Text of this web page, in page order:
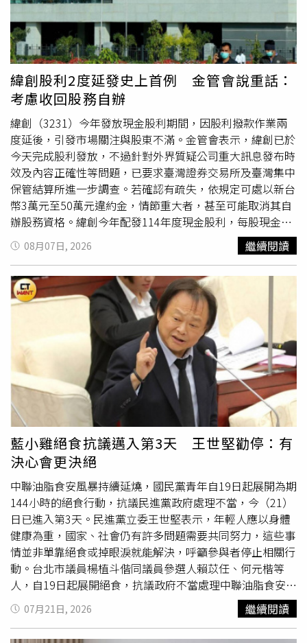
緯創股利2度延發史上首例 金管會說重話：
考慮收回股務自辦
緯創（3231）今年發放現金股利期間，因股利撥款作業兩
度延後，引發市場關注與股東不滿。金管會表示，緯創已於
今天完成股利發放，不過針對外界質疑公司重大訊息發布時
效及內容正確性等問題，已要求臺灣證券交易所及臺灣集中
保管結算所進一步調查。若確認有疏失，依規定可處以新台
幣3萬元至50萬元違約金，情節重大者，甚至可能取消其自
辦股務資格。緯創今年配發114年度現金股利，每股現金股
利調整為5.50062263元，總發放金額約174.92億元。公司
原訂於7月31日發放現金股利，但因股務作業系統發生異
常，於前一日晚間發布重大訊息指出，負責股務系統的三商
電腦作業出現疏失，導致部分資料錯誤，因此將股利發放日
期延至8月3日。然而，公司隨後再度公告，由於部分銀行撥
款及止付流程仍需配合作業，因此股利發放日期再次順延至
8月6日，連續兩次延期也引起投資人高度關注，部分股東認
為此舉已影響資金安排。金管會證期局於例行記者會中表
示，經查緯創已於今天完成所有現金股利發放作業，同時將
依延遲天數計算利息補償金，另行匯撥給受到影響的股東，
實際補償金額將另行通知。證期局指出，過去上市櫃公司股
利延後發放，多半是因假日或颱風等
不可抗力因素所致，因
企業內部系統問題造成股利延期，且連續兩度延後的案例相
當罕見。近年來未曾發生類似情形，因此此案也成為上市櫃
公司首宗因內部作業因素導致股利延遲發放的案例。證期局
說明，依相關規定，上市櫃公司須於除息基準日後3個月內
完成現金股利發放。由於緯創已在法定期限內完成發放，因
此並未違反相關規範。不過，仍有股東反映，公司兩度發布
重大訊息時，公告時間可能不夠即時，且公告內容恐有錯
誤，進而影響投資人資金規劃與市場資訊判斷。對此，金管
會已要求證交所及集保所調查緯創重大訊息的發布時點是否
符合規定，以及公告內容是否存在不實或錯誤情形。若查證
屬實，將依規定處以新台幣3萬元至50萬元違約金。由於此
次受影響股東約40萬人，主管機關也要求相關單位儘速完成
調查。此外，證期局表示，目前國內採自辦股務的上市櫃公
08月07日, 2026 繼續閱讀
藍小雞絕食抗議邁入第3天 王世堅勸停：有
決心會更決絕
中聯油脂食安風暴持續延燒，國民黨青年自19日起展開為期
144小時的絕食行動，抗議民進黨政府處理不當，今（21）
日已進入第3天。民進黨立委王世堅表示，年輕人應以身體
健康為重，國家、社會仍有許多問題需要共同努力，這些事
情並非單靠絕食或掉眼淚就能解決，呼籲參與者停止相關行
動。台北市議員楊植斗偕同議員參選人賴苡任、何元楷等
人，自19日起展開絕食，抗議政府不當處理中聯油脂食安事
件。不過，賴苡任因須出庭，活動前期將以聲援方式參與，
後半段再採取「接力絕食」的說法遭酸是「輪班絕食」、
「接力絕食」。儘管參與成員事後澄清，僅賴苡任因不可抗
07月21日, 2026 繼續閱讀